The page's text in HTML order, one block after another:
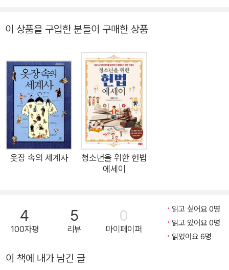
우 구상하기, 개요 짜기, 자료 조사하기, 문장 쓰기, 퇴고하기… 청
하이퍼텍스트, 은어와 줄임말이 디지털 매체에 난무하며 청소년
의 문해력과 독해력이 급속도로 저하되고 있다. 2021년 OECD
는 정보에 대한 주관성, 편향성 식별률 조사에서 대한민국 청소년
의 식별률이 37개 회원국 중 최하위를 기록했다고 발표했다. 이
에 대해 장선화 박사는 우리나라 청소년이 중고등학교에서 입시
중심의 수업을 받고, 암기와 같은 지식 주입형 공부에 몰두하다
보니 제대로 된 글을 읽고 쓸 수 없게 된 것이라고 한국 청소년들
의 리터러시 실태를 진단한다. 대학과 대학원에서 문헌정보학을
전공한 장선화 박사는 25년간 기자로 활동하며 다양한 인물과
프로그램에서 청소년과 시민을 위한 글쓰기 강연을 진행해 왔다.
프로그램을 통해 만난 청소년들은 수행평가, 보고서, 자기소개서,
다. 저자는 이들을 위해 글쓰기 전문 안내자가 되기로 결심하였
이 상품을 구입한 분들이 구매한 상품
옷장 속의 세계사
청소년을 위한 헌법
에세이
4
100자평
5
리뷰
0
마이페이퍼
읽고 싶어요 0명
읽고 있어요 0명
읽었어요 6명
이 책에 내가 남긴 글